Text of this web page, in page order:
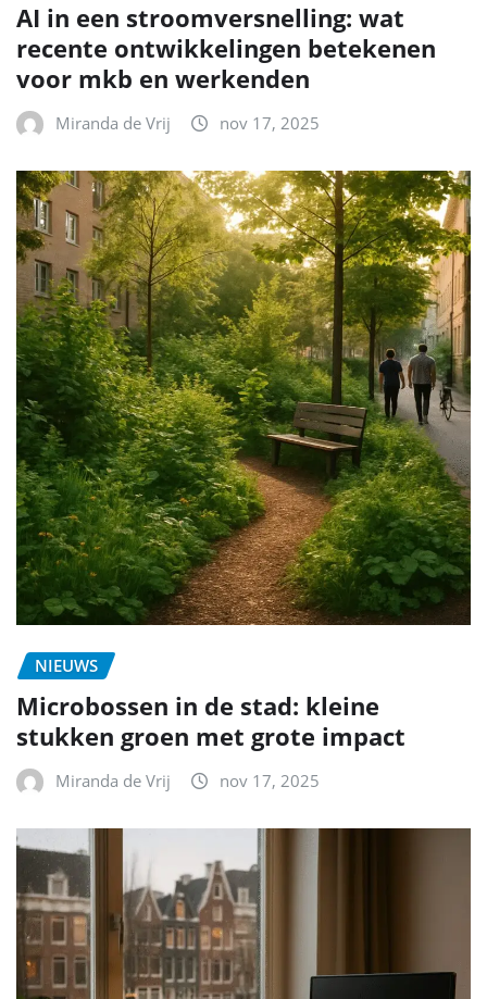
AI in een stroomversnelling: wat
recente ontwikkelingen betekenen
voor mkb en werkenden
Miranda de Vrij nov 17, 2025
NIEUWS
Microbossen in de stad: kleine
stukken groen met grote impact
Miranda de Vrij nov 17, 2025